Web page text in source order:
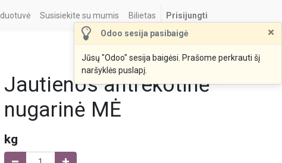
Odoo sesija pasibaigė ×
Jūsų "Odoo" sesija baigėsi. Prašome perkrauti šį
naršyklės puslapį.
Susisiekite su mumis Bilietas Prisijungti
Jautienos antrekotinė
nugarinė MĖ
kg